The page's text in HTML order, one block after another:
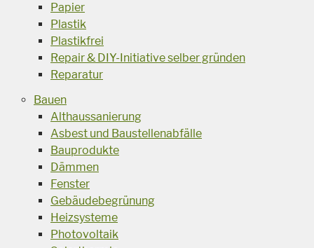
Papier
Plastik
Plastikfrei
Repair & DIY-Initiative selber gründen
Reparatur
Bauen
Althaussanierung
Asbest und Baustellenabfälle
Bauprodukte
Dämmen
Fenster
Gebäudebegrünung
Heizsysteme
Photovoltaik